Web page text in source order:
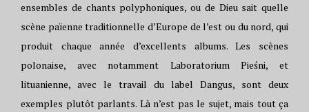
ensembles de chants polyphoniques, ou de Dieu sait quelle
scène païenne traditionnelle d’Europe de l’est ou du nord, qui
produit chaque année d’excellents albums. Les scènes
polonaise, avec notamment Laboratorium Pieśni, et
lituanienne, avec le travail du label Dangus, sont deux
exemples plutôt parlants. Là n’est pas le sujet, mais tout ça